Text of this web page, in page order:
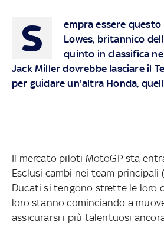
S
empra essere
Lowes, britannico
quinto in classifica
Jack Miller dovrebbe lasciare il
per guidare un'altra Honda,
Il mercato piloti MotoGP sta
Esclusi cambi nei team principali
Ducati si tengono strette le loro
loro stanno cominciando a
assicurarsi i più talentuosi